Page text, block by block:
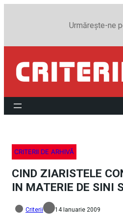
Urmărește-ne
CRITERII DE ARHIVĂ
CIND ZIARISTELE
IN MATERIE DE SINI
Criterii 14 Ianuarie 2009